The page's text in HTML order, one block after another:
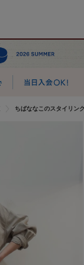
ちばななこのスタイリン